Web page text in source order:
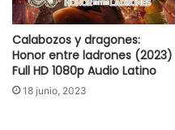
Calabozos y dragones:
Honor entre ladrones (2023)
Full HD 1080p Audio Latino
18 junio, 2023